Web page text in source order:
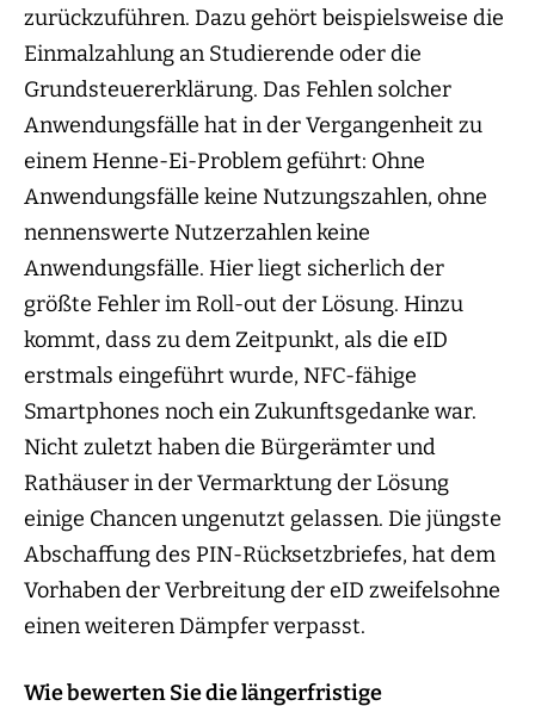
zurückzuführen. Dazu gehört beispielsweise die
Einmalzahlung an Studierende oder die
Grundsteuererklärung. Das Fehlen solcher
Anwendungsfälle hat in der Vergangenheit zu
einem Henne-Ei-Problem geführt: Ohne
Anwendungsfälle keine Nutzungszahlen, ohne
nennenswerte Nutzerzahlen keine
Anwendungsfälle. Hier liegt sicherlich der
größte Fehler im Roll-out der Lösung. Hinzu
kommt, dass zu dem Zeitpunkt, als die eID
erstmals eingeführt wurde, NFC-fähige
Smartphones noch ein Zukunftsgedanke war.
Nicht zuletzt haben die Bürgerämter und
Rathäuser in der Vermarktung der Lösung
einige Chancen ungenutzt gelassen. Die jüngste
Abschaffung des PIN-Rücksetzbriefes, hat dem
Vorhaben der Verbreitung der eID zweifelsohne
einen weiteren Dämpfer verpasst.
Wie bewerten Sie die längerfristige